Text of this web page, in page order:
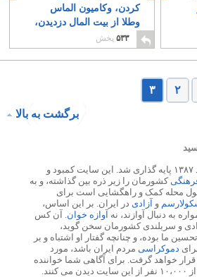
کردن، وکامیون الماس
وطلا از بیت المال دزدیدن،
هردو عدل اسلامی است
۷
۵۳۳ پخش
۲
۳
برگشت به بالا
فضول محله در ۱۳ اسفند ۱۳۸۷ پایه گذاری شد. این سایت کمبود و
کشورمان را زیر ذره بین گذاشته، و به
محله کمک و راهگشایی است برای
و آزادی در ایران. بر این اساس،
به دنبال آوازند، نه آوازه خوان. آن کس
و سربلندی کشورمان سخن گوید،
ما بوده، و چنانچه گفتار او اشتباه و بر
دموکراسی مردم ایران باشد، مورد
قرار خواهد گرفت. برای آگاهی شما خواننده